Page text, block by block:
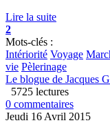
Lire la suite
2
Mots-clés :
Intériorité Voyage
vie Pèlerinage
Le blogue de Jacques
5725 lectures
0 commentaires
Jeudi 16 Avril 2015